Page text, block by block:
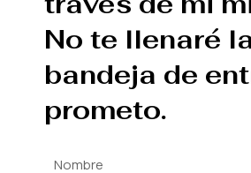
No te llenaré
bandeja de
prometo.